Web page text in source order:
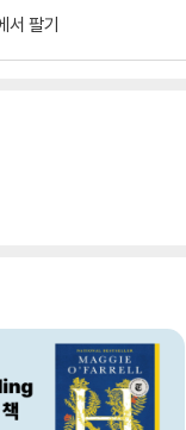
서 팔기